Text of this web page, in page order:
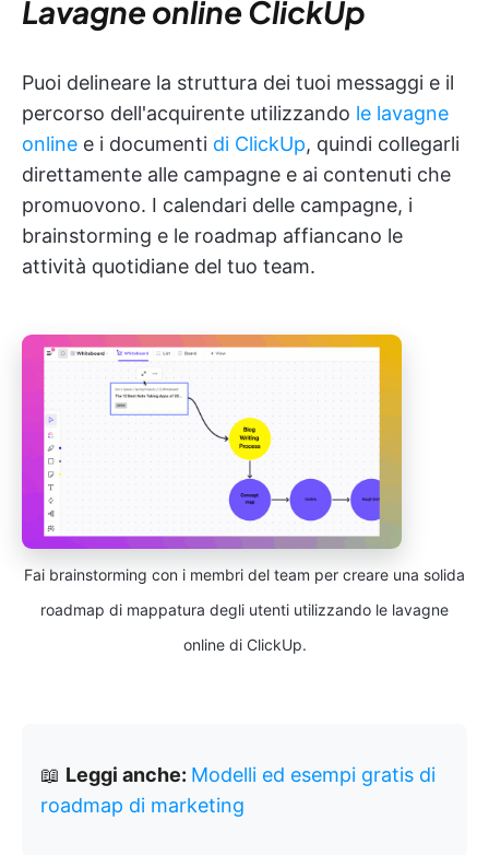
Lavagne online ClickUp
Puoi delineare la struttura dei tuoi messaggi e il
percorso dell'acquirente utilizzando le lavagne
online e i documenti di ClickUp, quindi collegarli
direttamente alle campagne e ai contenuti che
promuovono. I calendari delle campagne, i
brainstorming e le roadmap affiancano le
attività quotidiane del tuo team.
Fai brainstorming con i membri del team per creare una solida
roadmap di mappatura degli utenti utilizzando le lavagne
online di ClickUp.
📖 Leggi anche: Modelli ed esempi gratis di
roadmap di marketing